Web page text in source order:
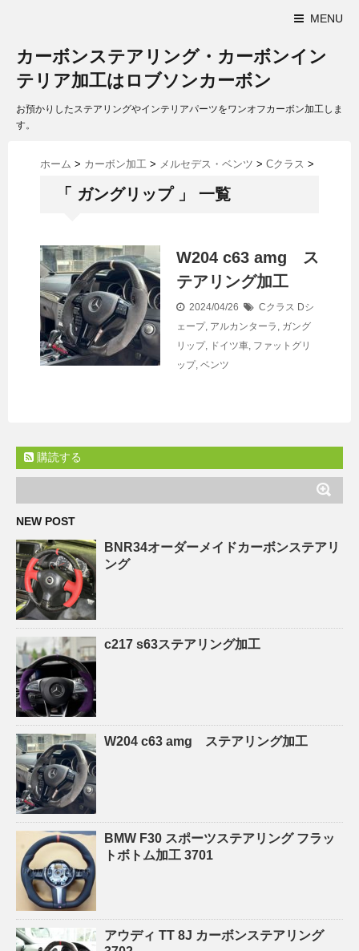
MENU
カーボンステアリング・カーボンイン
テリア加工はロブソンカーボン
お預かりしたステアリングやインテリアパーツをワンオフカーボン加工しま
す。
ホーム > カーボン加工 > メルセデス・ベンツ > Cクラス >
「 ガングリップ 」 一覧
W204 c63 amg ス
テアリング加工
2024/04/26 Cクラス Dシ
ェープ, アルカンターラ , ガング
リップ, ドイツ車, ファットグリ
ップ, ベンツ
購読する
NEW POST
BNR34オーダーメイドカーボンステアリ
ング
c217 s63ステアリング加工
W204 c63 amg ステアリング加工
BMW F30 スポーツステアリング フラッ
トボトム加工 3701
アウディ TT 8J カーボンステアリング